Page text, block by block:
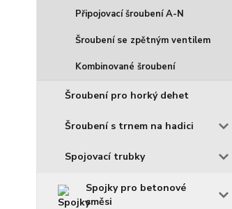
Připojovací šroubení A-N
Šroubení se zpětným ventilem
Kombinované šroubení
Šroubení pro horký dehet
Šroubení s trnem na hadici
Spojovací trubky
Spojky pro betonové
směsi